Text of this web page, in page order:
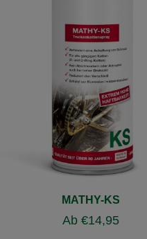
MATHY-KS
Ab €14,95